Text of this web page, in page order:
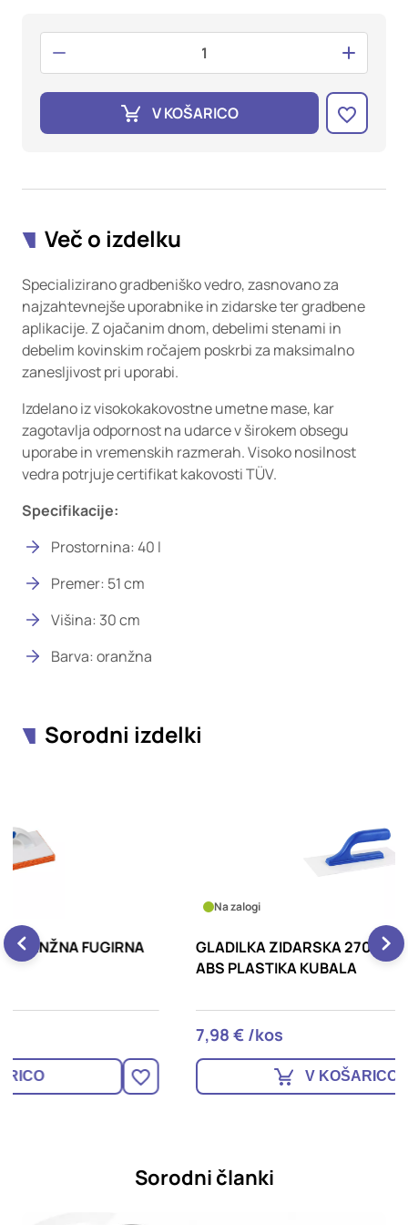
V KOŠARICO
Več o izdelku
Specializirano gradbeniško vedro, zasnovano za
najzahtevnejše uporabnike in zidarske ter gradbene
aplikacije. Z ojačanim dnom, debelimi stenami in
debelim kovinskim ročajem poskrbi za maksimalno
zanesljivost pri uporabi.
Izdelano iz visokokakovostne umetne mase, kar
zagotavlja odpornost na udarce v širokem obsegu
uporabe in vremenskih razmerah. Visoko nosilnost
vedra potrjuje certifikat kakovosti TÜV.
Specifikacije:
Prostornina: 40 l
Premer: 51 cm
Višina: 30 cm
Barva: oranžna
Sorodni izdelki
GLADILKA ZIDARSKA 270X130MM, GLADKA,
ABS PLASTIKA KUBALA
Sorodni članki
edinstveno prepoznavanje vašega brskalnika in naprave. Če
zavrnete uporabo teh piškotkov, ne boste deležni našega
ciljnega spletnega oglaševanja.